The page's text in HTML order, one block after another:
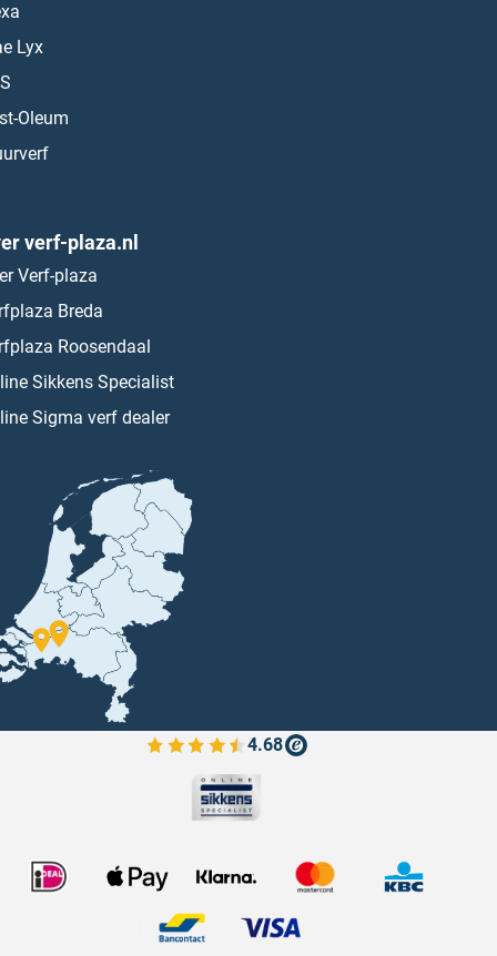
Lyx
Oleum
verf-plaza.nl
Verf-plaza
Breda
Roosendaal
Sikkens Specialist
Sigma verf dealer
4.68
Bekijk de verfplaza beoordelingen